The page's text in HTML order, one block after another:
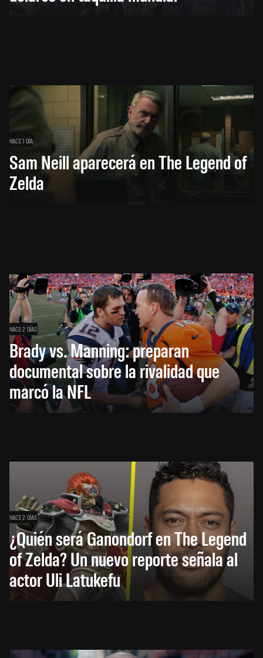
HACE 1 DÍA
Sam Neill aparecerá en The Legend of
Zelda
HACE 2 DÍAS
Brady vs. Manning: preparan
documental sobre la rivalidad que
marcó la NFL
HACE 2 DÍAS
¿Quién será Ganondorf en The Legend
of Zelda? Un nuevo reporte señala al
actor Uli Latukefu